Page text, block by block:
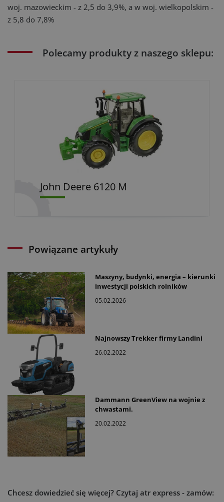
woj. mazowieckim - z 2,5 do 3,9%, a w woj. wielkopolskim -
z 5,8 do 7,8%
Polecamy produkty z naszego sklepu:
John Deere 6120 M
Powiązane artykuły
Maszyny, budynki, energia – kierunki
inwestycji polskich rolników
05.02.2026
Najnowszy Trekker firmy Landini
26.02.2022
Dammann GreenView na wojnie z
chwastami.
20.02.2022
Chcesz dowiedzieć się więcej? Czytaj atr express - zamów: